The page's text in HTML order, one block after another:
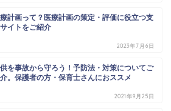
計画って？医療計画の策定・評価に役立つ支
イトをご紹介
2023年7月6日
を事故から守ろう！予防法・対策についてご
。保護者の方・保育士さんにおススメ
2021年9月25日